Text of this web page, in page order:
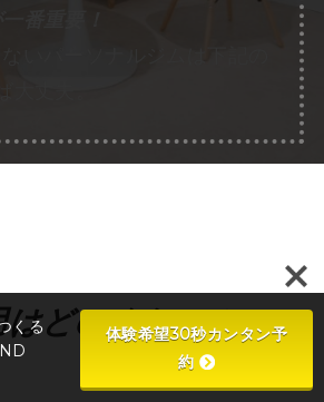
番重要！
ないパーソナルジムは下記の
はどのくらい？
くる
体験希望30秒カンタン予
約